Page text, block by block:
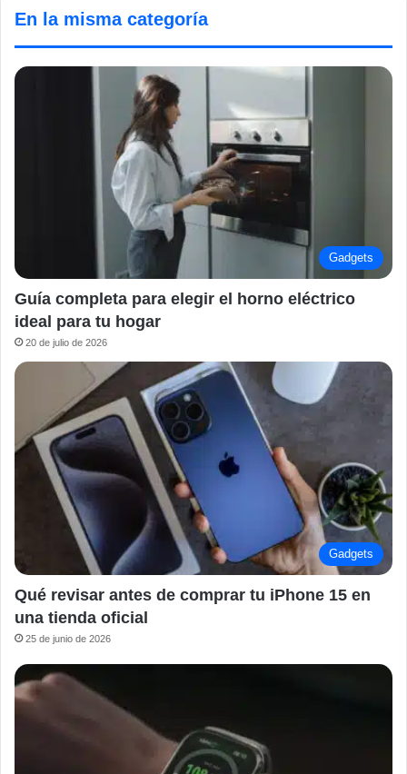
En la misma categoría
Gadgets
Guía completa para elegir el horno eléctrico
ideal para tu hogar
20 de julio de 2026
Gadgets
Qué revisar antes de comprar tu iPhone 15 en
una tienda oficial
25 de junio de 2026